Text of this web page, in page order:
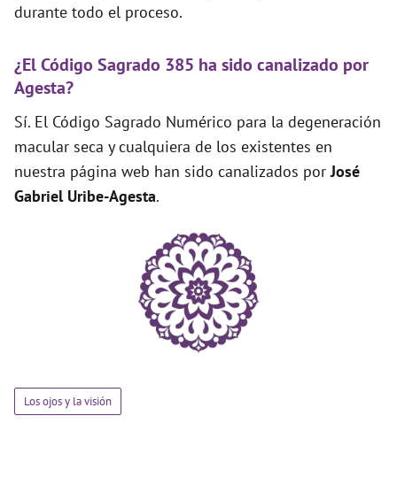
durante todo el proceso.
¿El Código Sagrado 385 ha sido canalizado por
Agesta?
Sí. El Código Sagrado Numérico para la degeneración
macular seca y cualquiera de los existentes en
nuestra página web han sido canalizados porJosé
Gabriel Uribe-Agesta.
Los ojos y la visión